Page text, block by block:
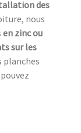
des
nous
en zinc ou
sur les